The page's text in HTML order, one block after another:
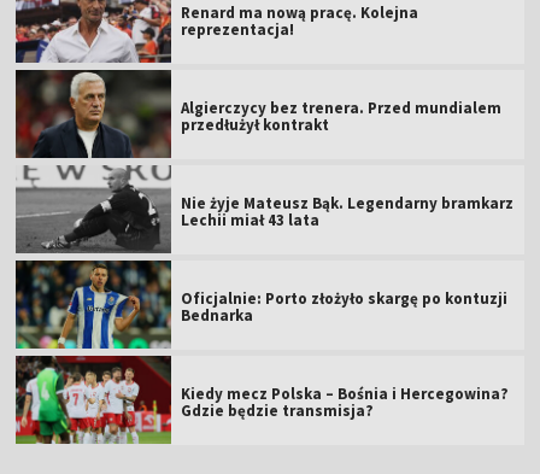
Renard ma nową pracę. Kolejna
reprezentacja!
Algierczycy bez trenera. Przed mundialem
przedłużył kontrakt
Nie żyje Mateusz Bąk. Legendarny bramkarz
Lechii miał 43 lata
Oficjalnie: Porto złożyło skargę po kontuzji
Bednarka
Kiedy mecz Polska – Bośnia i Hercegowina?
Gdzie będzie transmisja?